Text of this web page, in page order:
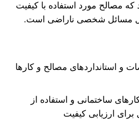
که مصالح مورد استفاده با کیفیت
مسائل شخصی ناراضی است.
و استانداردهای مصالح و کارها
ساختمانی و استفاده از
ارزیابی کیفیت